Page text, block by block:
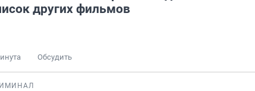
других фильмов
Обсудить